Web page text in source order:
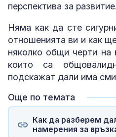
перспектива за развитие.
Няма как да сте
отношенията ви и как
няколко общи черти на
които са
подскажат дали има
Още по темата
Как да разберем
намерения за